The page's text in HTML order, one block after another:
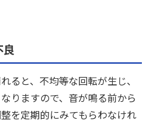
良
ると、不均等な回転が生じ、
りますので、音が鳴る前から
を定期的にみてもらわなけれ